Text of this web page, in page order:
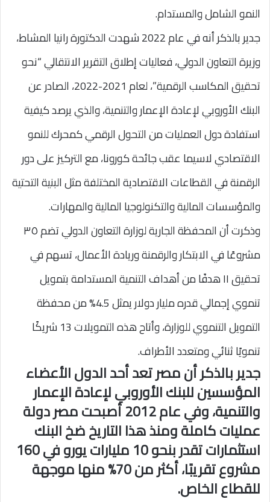
النمو الشامل والمستدام.
جدير بالذكر أنه في عام 2022 شهدت الدكتورة رانيا المشاط،
وزيرة التعاون الدولي، فعاليات إطلاق التقرير الانتقالي “نحو
تحقيق المكاسب الرقمية”، لعام 2021-2022، الصادر عن
البنك الأوروبي لإعادة الإعمار والتنمية، والذي يرصد كيفية
استفادة دول العمليات من التحول الرقمي كمحرك للنمو
الاقتصادي لاسيما عقب جائحة كورونا، مع التركيز على دور
الرقمنة في القطاعات الاقتصادية المختلفة مثل البنية التحتية
والمؤسسات المالية والتكنولوجيا المالية والمهارات.
وذكرت أن المحفظة الجارية لوزارة التعاون الدولي تضم ٣٥
مشروعًا في الابتكار والرقمنة وريادة الأعمال، تسهم في
تحقيق ١١ هدفًا من أهداف التنمية المستدامة بتمويل
تنموي إجمالي قدره مليار دولار يمثل 4.5% من محفظة
التمويل التنموي للوزارة، وأتاح هذه التمويلات 13 شريكًا
تنمويًا ثنائي ومتعدد الأطراف.
جدير بالذكر أن مصر تعد أحد الدول الأعضاء
المؤسسين للبنك الأوروبي لإعادة الإعمار
والتنمية، وفي عام 2012 أصبحت مصر دولة
عمليات كاملة ومنذ هذا التاريخ ضخ البنك
استثمارات تقدر بنحو 10 مليارات يورو في 160
مشروع تقريبًا، أكثر من 70% منها موجهة
للقطاع الخاص.